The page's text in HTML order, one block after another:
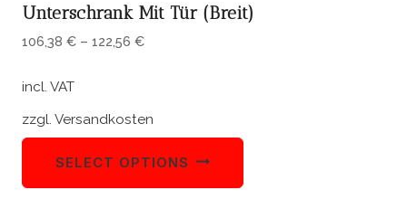
Unterschrank Mit Tür (breit)
106,38 € – 122,56 €
incl. VAT
zzgl. Versandkosten
SELECT OPTIONS